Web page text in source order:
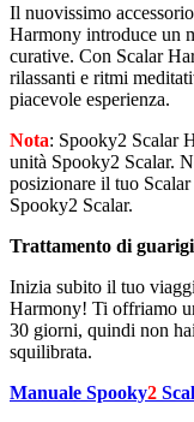
Il nuovissimo
Harmony introduce un
curative. Con Scalar
rilassanti e ritmi
piacevole esperienza.
Nota: Spooky2 Scalar
unità Spooky2 Scalar.
posizionare il tuo
Spooky2 Scalar.
Trattamento di
Inizia subito il tuo
Harmony! Ti offriamo
30 giorni, quindi non
squilibrata.
Manuale Spooky2